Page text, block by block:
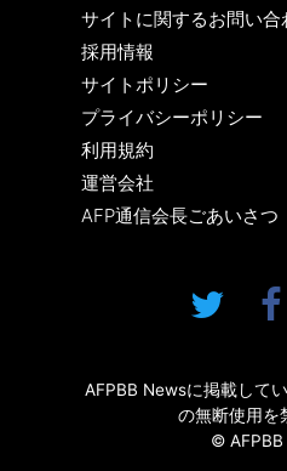
サイトに関するお問い合
採用情報
サイトポリシー
プライバシーポリシー
利用規約
運営会社
AFP通信会長ごあいさつ
AFPBB Newsに掲載して
の無断使用を
©